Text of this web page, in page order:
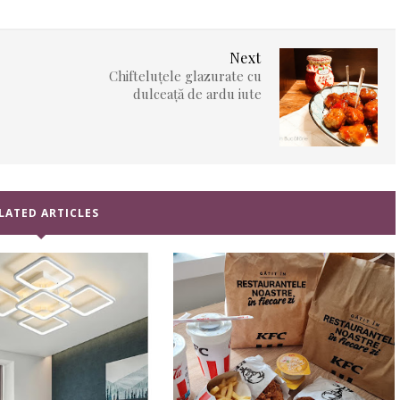
Next
Chifteluțele glazurate cu
dulceață de ardu iute
ARTICLES